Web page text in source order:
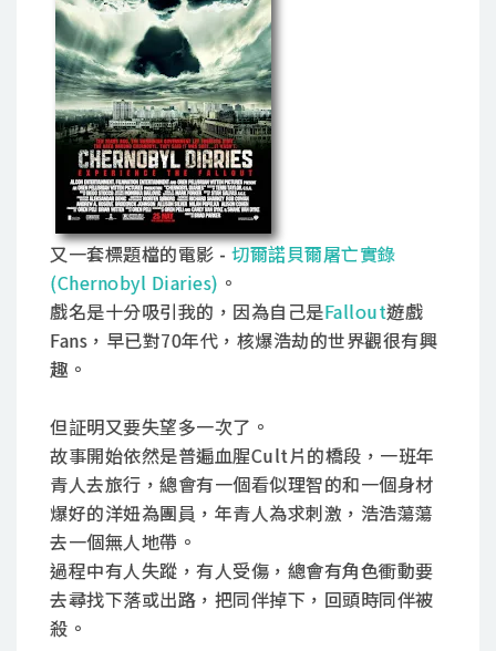
又一套標題檔的電影 - 切爾諾貝爾屠亡實錄
(Chernobyl Diaries) 。
戲名是十分吸引我的，因為自己是Fallout遊戲
Fans，早已對70年代，核爆浩劫的世界觀很有興
趣。
但証明又要失望多一次了。
故事開始依然是普遍血腥Cult片的橋段，一班年
青人去旅行，總會有一個看似理智的和一個身材
爆好的洋妞為團員，年青人為求刺激，浩浩蕩蕩
去一個無人地帶。
過程中有人失蹤，有人受傷，總會有角色衝動要
去尋找下落或出路，把同伴掉下，回頭時同伴被
殺。